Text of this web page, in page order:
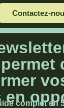
Contactez-
permet
encomplet en